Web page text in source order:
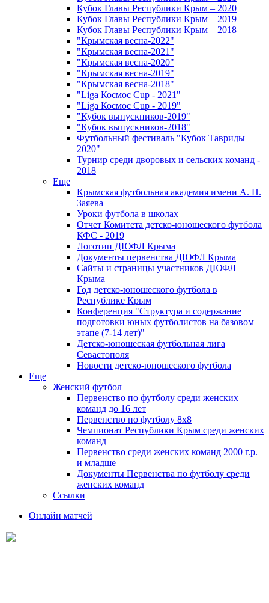
Кубок Главы Республики Крым – 2020
Кубок Главы Республики Крым – 2019
Кубок Главы Республики Крым – 2018
"Крымская весна-2022"
"Крымская весна-2021"
"Крымская весна-2020"
"Крымская весна-2019"
"Крымская весна-2018"
"Liga Космос Cup - 2021"
"Liga Космос Cup - 2019"
"Кубок выпускников-2019"
"Кубок выпускников-2018"
Футбольный фестиваль "Кубок Тавриды –
2020"
Турнир среди дворовых и сельских команд -
2018
Еще
Крымская футбольная академия имени А. Н.
Заяева
Уроки футбола в школах
Отчет Комитета детско-юношеского футбола
КФС - 2019
Логотип ДЮФЛ Крыма
Документы первенства ДЮФЛ Крыма
Сайты и страницы участников ДЮФЛ
Крыма
Год детско-юношеского футбола в
Республике Крым
Конференция "Структура и содержание
подготовки юных футболистов на базовом
этапе (7-14 лет)"
Детско-юношеская футбольная лига
Севастополя
Новости детско-юношеского футбола
Еще
Женский футбол
Первенство по футболу среди женских
команд до 16 лет
Первенство по футболу 8х8
Чемпионат Республики Крым среди женских
команд
Первенство среди женских команд 2000 г.р.
и младше
Документы Первенства по футболу среди
женских команд
Ссылки
Онлайн матчей